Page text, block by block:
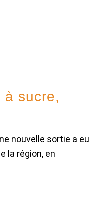
à sucre,
nouvelle sortie a eu
la région, en